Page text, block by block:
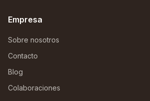
Empresa
Sobre nosotros
Contacto
Blog
Colaboraciones